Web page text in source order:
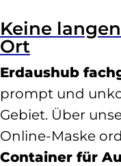
Keine
Ort
Erdaushub
prompt und
Gebiet. Über
Online-Maske
Container für